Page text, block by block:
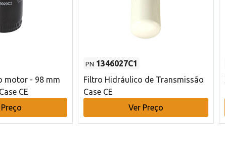
motor - 98 mm
CE
PN 1346027C1
Filtro Hidráulico de Transmissão
Case CE
Ver Preço